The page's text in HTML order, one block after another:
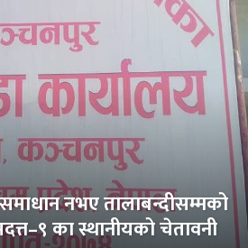
नभए तालाबन्दीसम्मको
का स्थानीयको चेतावनी